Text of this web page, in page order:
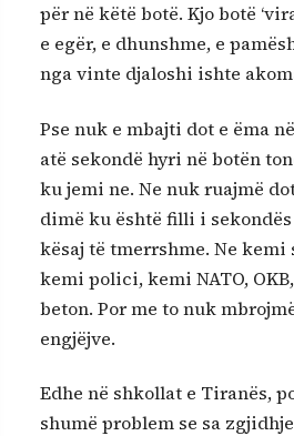
për në këtë botë. Kjo botë
e egër, e dhunshme, e
nga vinte djaloshi ishte
Pse nuk e mbajti dot e ëma
atë sekondë hyri në botën
ku jemi ne. Ne nuk ruajmë
dimë ku është filli i sekondës
kësaj të tmerrshme. Ne
kemi polici, kemi NATO,
beton. Por me to nuk
engjëjve.
Edhe në shkollat e Tiranës,
shumë problem se sa